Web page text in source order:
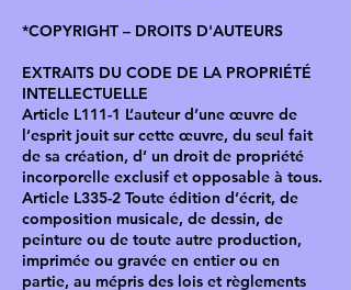
*COPYRIGHT – DROITS D'AUTEURS
EXTRAITS DU CODE DE LA PROPRIÉTÉ
INTELLECTUELLE
Article L111-1 L’auteur d’une œuvre de
l’esprit jouit sur cette œuvre, du seul fait
de sa création, d’ un droit de propriété
incorporelle exclusif et opposable à tous.
Article L335-2 Toute édition d’écrit, de
composition musicale, de dessin, de
peinture ou de toute autre production,
imprimée ou gravée en entier ou en
partie, au mépris des lois et règlements